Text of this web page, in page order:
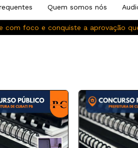
com foco e conquiste a aprovação
Quem somos nós